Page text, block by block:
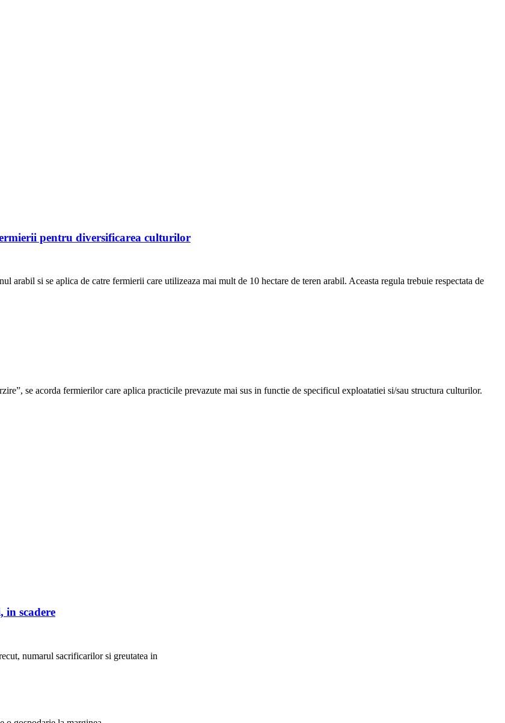
pentru diversificarea culturilor
arabil si se aplica de catre fermierii care utilizeaza mai mult de 10 hectare de teren arabil. Aceasta regula trebuie respectata de
se acorda fermierilor care aplica practicile prevazute mai sus in functie de specificul exploatatiei si/sau structura culturilor.
in scadere
numarul sacrificarilor si greutatea in